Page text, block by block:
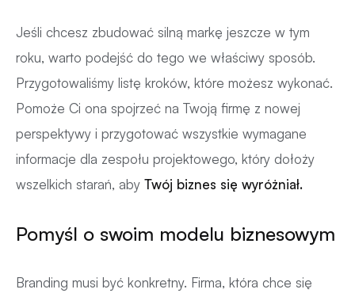
Jeśli chcesz zbudować silną markę jeszcze w tym
roku, warto podejść do tego we właściwy sposób.
Przygotowaliśmy listę kroków, które możesz wykonać.
Pomoże Ci ona spojrzeć na Twoją firmę z nowej
perspektywy i przygotować wszystkie wymagane
informacje dla zespołu projektowego, który dołoży
wszelkich starań, aby Twój biznes się wyróżniał.
Pomyśl o swoim modelu biznesowym
Branding musi być konkretny. Firma, która chce się